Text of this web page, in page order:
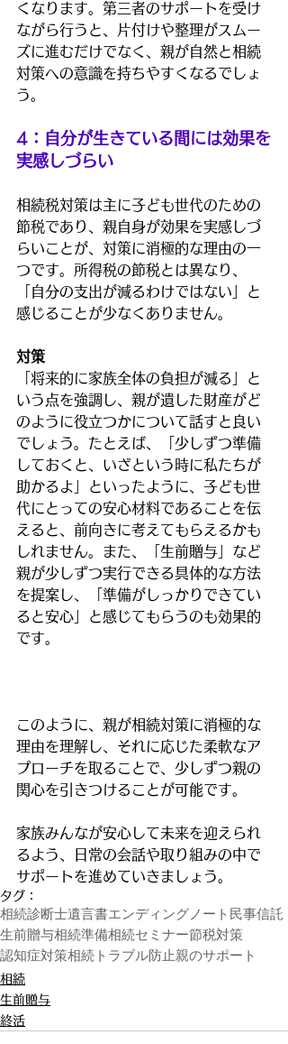
くなります。第三者のサポートを受け
ながら行うと、片付けや整理がスムー
ズに進むだけでなく、親が自然と相続
対策への意識を持ちやすくなるでしょ
う。
4：自分が生きている間には効果を
実感しづらい
相続税対策は主に子ども世代のための
節税であり、親自身が効果を実感しづ
らいことが、対策に消極的な理由の一
つです。所得税の節税とは異なり、
「自分の支出が減るわけではない」と
感じることが少なくありません。
対策
「将来的に家族全体の負担が減る」と
いう点を強調し、親が遺した財産がど
のように役立つかについて話すと良い
でしょう。たとえば、「少しずつ準備
しておくと、いざという時に私たちが
助かるよ」といったように、子ども世
代にとっての安心材料であることを伝
えると、前向きに考えてもらえるかも
しれません。また、「生前贈与」など
親が少しずつ実行できる具体的な方法
を提案し、「準備がしっかりできてい
ると安心」と感じてもらうのも効果的
です。
このように、親が相続対策に消極的な
理由を理解し、それに応じた柔軟なア
プローチを取ることで、少しずつ親の
関心を引きつけることが可能です。
家族みんなが安心して未来を迎えられ
るよう、日常の会話や取り組みの中で
サポートを進めていきましょ う。
タグ：
相続診断士遺言書エンディングノート 民事信託
生前贈与相続準備相続セミナー節税対策
認知症対策相続トラブル防止親のサポート
相続
生前贈与
終活